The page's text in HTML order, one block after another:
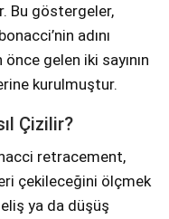
Bu göstergeler,
adını
gelen iki sayının
kurulmuştur.
Çizilir?
retracement,
çekileceğini ölçmek
ya da düşüş